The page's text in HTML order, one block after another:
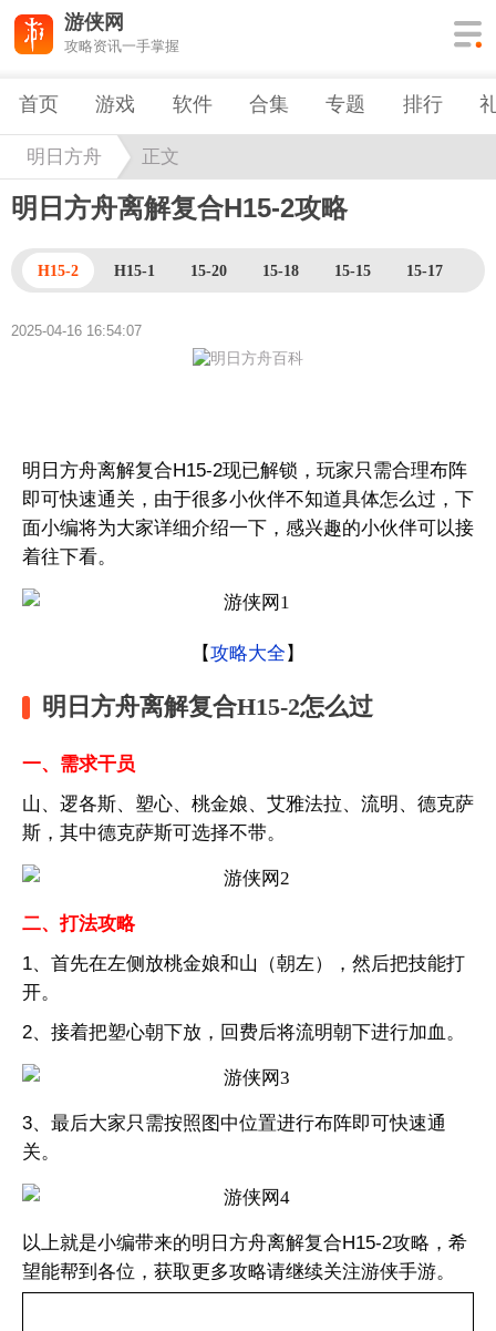
游侠网
攻略资讯一手掌握
首页 游戏 软件 合集 专题 排行
明日方舟 正文
明日方舟离解复合H15-2攻略
H15-2 H15-1 15-20 15-18 15-15 15-17
2025-04-16 16:54:07
明日方舟离解复合H15-2现已解锁，玩家只需合理布阵
即可快速通关，由于很多小伙伴不知道具体怎么过，下
面小编将为大家详细介绍一下，感兴趣的小伙伴可以接
着往下看。
【攻略大全 】
明日方舟离解复合H15-2怎么过
一、需求干员
山、逻各斯、塑心、桃金娘、艾雅法拉、流明、德克萨
斯，其中德克萨斯可选择不带。
二、打法攻略
1、首先在左侧放桃金娘和山（朝左），然后把技能打
开。
2、接着把塑心朝下放，回费后将流明朝下进行加血。
3、最后大家只需按照图中位置进行布阵即可快速通
关。
以上就是小编带来的明日方舟离解复合H15-2攻略，希
望能帮到各位，获取更多攻略请继续关注游侠手游。